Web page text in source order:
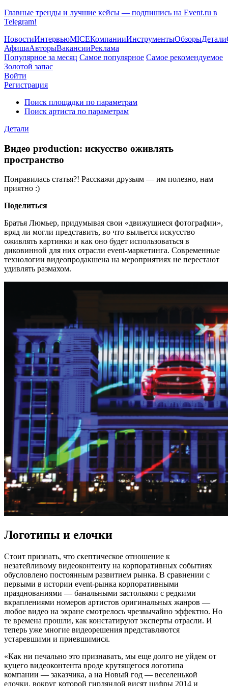
Главные тренды и лучшие кейсы — подпишись на Event.ru в
Telegram!
НовостиИнтервьюMICEКомпанииИнструментыОбзорыДетали
АфишаАвторыВакансииРеклама
Популярное за месяц Самое популярное Самое рекомендуемое
Золотой запас
Войти
Регистрация
Поиск площадки по параметрам
Поиск артиста по параметрам
Детали
Видео production: искусство оживлять
пространство
Понравилась статья?! Расскажи друзьям — им полезно, нам
приятно :)
Поделиться
Братья Люмьер, придумывая свои «движущиеся фотографии»,
вряд ли могли представить, во что выльется искусство
оживлять картинки и как оно будет использоваться в
диковинной для них отрасли event-маркетинга. Современные
технологии видеопродакшена на мероприятиях не перестают
удивлять размахом.
Логотипы и елочки
Стоит признать, что скептическое отношение к
незатейливому видеоконтенту на корпоративных событиях
обусловлено постоянным развитием рынка. В сравнении с
первыми в истории event‑рынка корпоративными
празднованиями — банальными застольями с редкими
вкраплениями номеров артистов оригинальных жанров —
любое видео на экране смотрелось чрезвычайно эффектно. Но
те времена прошли, как констатируют эксперты отрасли. И
теперь уже многие видеорешения представляются
устаревшими и приевшимися.
«Как ни печально это признавать, мы еще долго не уйдем от
куцего видеоконтента вроде крутящегося логотипа
компании — заказчика, а на Новый год — веселенькой
елочки, вокруг которой гирляндой висят цифры 2014 и